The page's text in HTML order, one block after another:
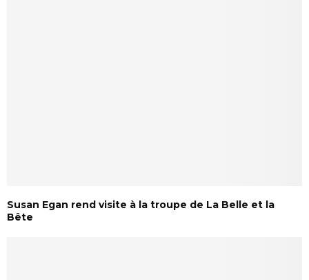
Susan Egan rend visite à la troupe de La Belle et la
Bête